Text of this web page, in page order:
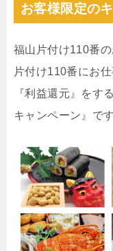
お客様限定の
福山片付け110番
片付け110番にお
『利益還元』をす
キャンペーン』です